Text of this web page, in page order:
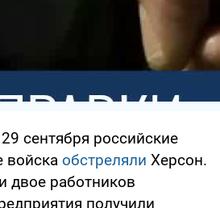
сентября российские
войска обстреляли Херсон.
двое работников
получили